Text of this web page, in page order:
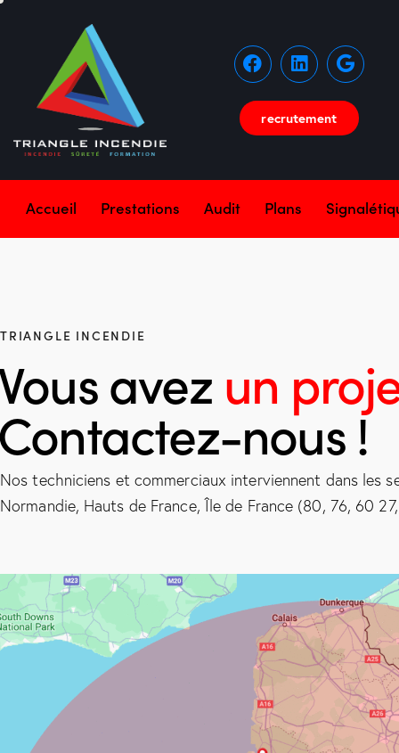
recrutement
Accueil Prestations Audit Plans
TRIANGLE INCENDIE
avez un
nous !
Nos techniciens et commerciaux interviennent dans les
Normandie, Hauts de France, Île de France (80, 76, 60